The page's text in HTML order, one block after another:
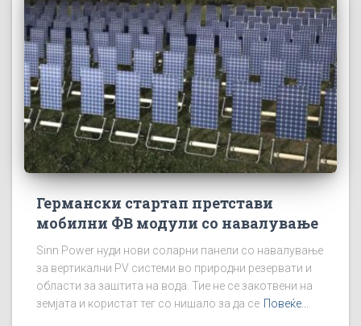
Германски стартап претстави
мобилни ФВ модули со навалување
Sinn Power нуди нови соларни панели со навалување
за вертикални PV системи во природни резервати и
области за заштита на вода. Тие не се закотвени на
земјата и користат тег со нишало за да се Повеќе...